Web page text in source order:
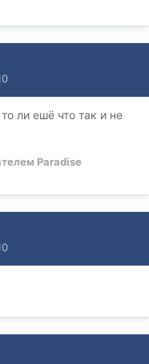
ли ешё что так и не
Paradise